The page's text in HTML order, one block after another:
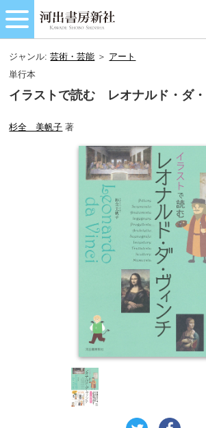
ジャンル:芸術・芸能 ＞ アート
単行本
イラストで読む レオナルド・ダ
杉全 美帆子 著